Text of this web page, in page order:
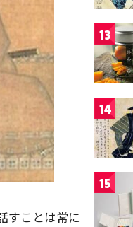
すことは常に
13
14
15